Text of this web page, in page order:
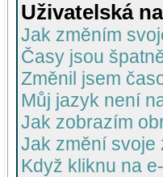
Uživatelská
Jak změním
Časy jsou
Změnil jsem
Můj jazyk není
Jak zobrazím
Jak změní svoje
Když kliknu na